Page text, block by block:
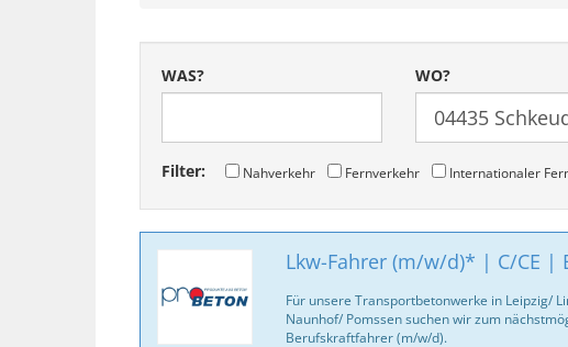
WAS? WO?
Filter: Nahverkehr Fernverkehr Internationaler
Lkw-Fahrer (m/w/d)* | C/CE |
Für unsere Transportbetonwerke in Leipzig/
Naunhof/ Pomssen suchen wir zum
Berufskraftfahrer (m/w/d).